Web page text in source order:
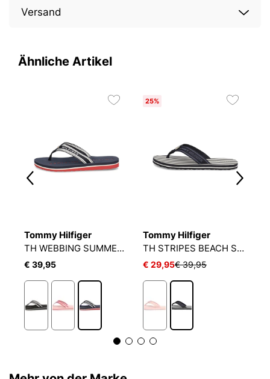
Versand
Ähnliche Artikel
Tommy Hilfiger
TH WEBBING SUMMER SANDAL
€ 39,95
25%
Tommy Hilfiger
TH STRIPES BEACH SANDAL
€ 29,95€ 39,95